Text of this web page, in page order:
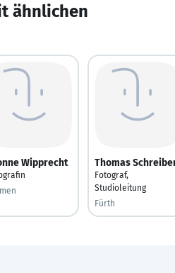
ähnlichen
Wipprecht Thomas
Fotograf,
Studioleitung
Fürth